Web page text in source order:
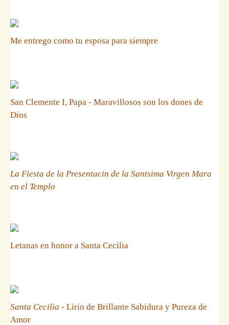
Me entrego como tu esposa para siempre
San Clemente I, Papa - Maravillosos son los dones de
Dios
La Fiesta de la Presentacin de la Santsima Virgen Mara
en el Templo
Letanas en honor a Santa Cecilia
Santa Cecilia - Lirio de Brillante Sabidura y Pureza de
Amor